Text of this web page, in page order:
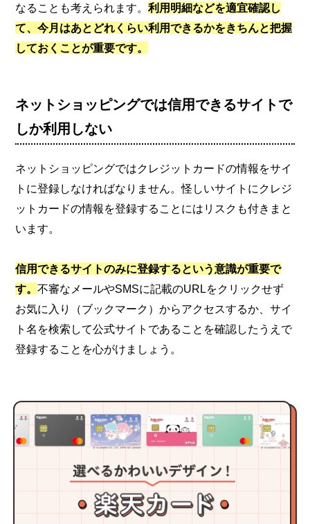
なることも考えられます。利用明細などを適宜確認し
て、今月はあとどれくらい利用できるかをきちんと把握
しておくことが重要です。
ネットショッピングでは信用できるサイトで
しか利用しない
ネットショッピングではクレジットカードの情報をサイ
トに登録しなければなりません。怪しいサイトにクレジ
ットカードの情報を登録することにはリスクも付きまと
います。
信用できるサイトのみに登録するという意識が重要で
す。不審なメールやSMSに記載のURLをクリックせず
お気に入り（ブックマーク）からアクセスするか、サイ
ト名を検索して公式サイトであることを確認したうえで
登録することを心がけましょう。